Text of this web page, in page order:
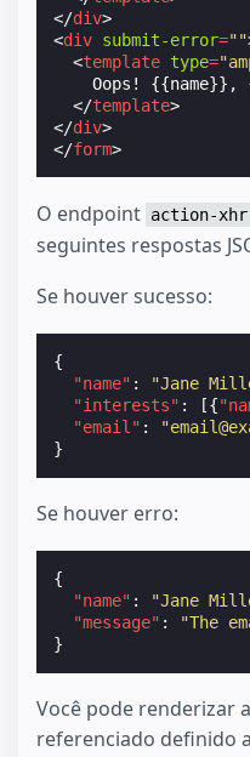
</div>
<div submit-error=""
<template type=
Oops! {{name}},
</template>
</div>
</form>
O endpoint action-xhr
seguintes respostas
Se houver sucesso:
{
"name" : "Jane
"interests" : [{
"email" :
}
Se houver erro:
{
"name" : "Jane
"message" :
"The
}
Você pode renderizar
referenciado definido